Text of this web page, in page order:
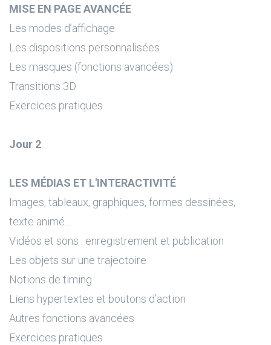
MISE EN PAGE AVANCÉE
Les modes d’affichage
Les dispositions personnalisées
Les masques (fonctions avancées)
Transitions 3D
Exercices pratiques
Jour 2
LES MÉDIAS ET L'INTERACTIVITÉ
Images, tableaux, graphiques, formes dessinées,
texte animé...
Vidéos et sons : enregistrement et publication
Les objets sur une trajectoire
Notions de timing
Liens hypertextes et boutons d’action
Autres fonctions avancées
Exercices pratiques